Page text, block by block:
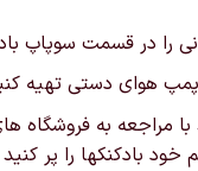
را در قسمت سوپاپ
هوای دستی تهیه
مراجعه به فروشگاه
خود بادکنکها را پر